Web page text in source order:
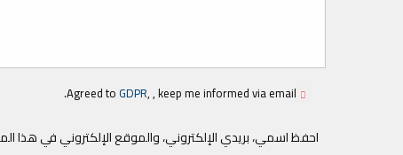
Agreed toGDPR, , keep me informed via email.
احفظ اسمي، بريدي الإلكتروني، والموقع الإلكتروني في هذا